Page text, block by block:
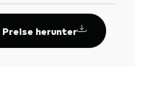
Preise herunter